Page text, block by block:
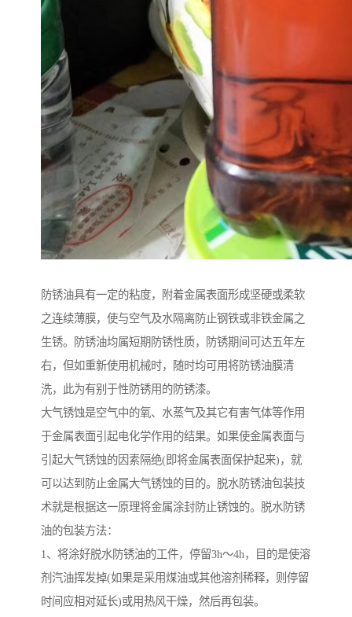
防锈油具有一定的粘度，附着金属表面形成坚硬或柔软
之连续薄膜，使与空气及水隔离防止钢铁或非铁金属之
生锈。防锈油均属短期防锈性质，防锈期间可达五年左
右，但如重新使用机械时，随时均可用将防锈油膜清
洗，此为有别于性防锈用的防锈漆。
大气锈蚀是空气中的氧、水蒸气及其它有害气体等作用
于金属表面引起电化学作用的结果。如果使金属表面与
引起大气锈蚀的因素隔绝(即将金属表面保护起来)，就
可以达到防止金属大气锈蚀的目的。脱水防锈油包装技
术就是根据这一原理将金属涂封防止锈蚀的。脱水防锈
油的包装方法：
1、将涂好脱水防锈油的工件，停留3h～4h，目的是使溶
剂汽油挥发掉(如果是采用煤油或其他溶剂稀释，则停留
时间应相对延长)或用热风干燥，然后再包装。